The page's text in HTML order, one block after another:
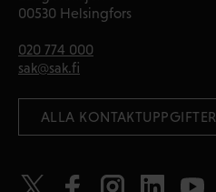
00530 Helsingfors
020 774 000
sak@sak.fi
ALLA KONTAKTUPPGIFTER